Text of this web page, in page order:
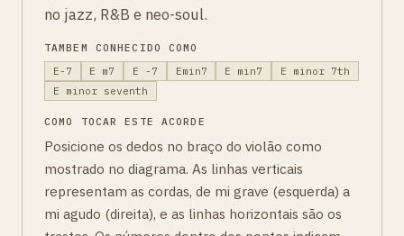
no jazz, R&B e neo-soul.
TAMBEM CONHECIDO COMO
E-7
E m7 E -7 Emin7 E min7
E minor 7th
E minor seventh
COMO TOCAR ESTE ACORDE
Posicione os dedos no braço do violão como
mostrado no diagrama. As linhas verticais
representam as cordas, de mi grave (esquerda) a
mi agudo (direita), e as linhas horizontais são os